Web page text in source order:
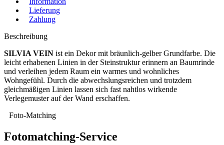
Lieferung
Zahlung
Beschreibung
SILVIA VEIN ist ein Dekor mit bräunlich-gelber Grundfarbe. Die
leicht erhabenen Linien in der Steinstruktur erinnern an Baumrinde
und verleihen jedem Raum ein warmes und wohnliches
Wohngefühl. Durch die abwechslungsreichen und trotzdem
gleichmäßigen Linien lassen sich fast nahtlos wirkende
Verlegemuster auf der Wand erschaffen.
Foto-Matching
Fotomatching-Service